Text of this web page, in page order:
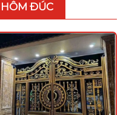
ĐÚC